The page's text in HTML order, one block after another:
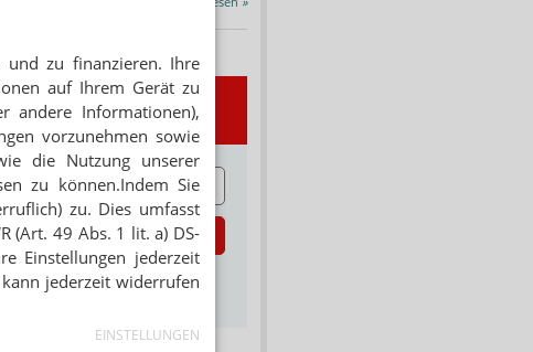
zu finanzieren. Ihre
auf Ihrem Gerät zu
andere Informationen),
vorzunehmen sowie
die Nutzung unserer
zu können.Indem Sie
zu. Dies umfasst
(Art. 49 Abs. 1 lit. a) DS-
Einstellungen jederzeit
jederzeit widerrufen
EINSTELLUNGEN
Newsletter
Jetzt abonnieren
zum Newsletter &
Datenschutz